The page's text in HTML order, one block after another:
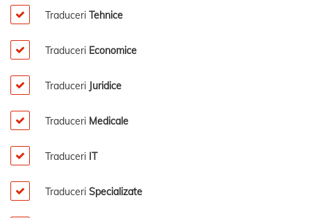
Traduceri Tehnice
Traduceri Economice
Traduceri Juridice
Traduceri Medicale
Traduceri IT
Traduceri Specializate